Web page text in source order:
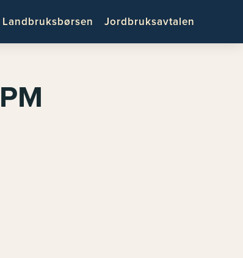
Landbruksbørsen Jordbruksavtalen